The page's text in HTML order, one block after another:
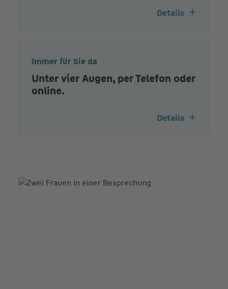
Details
Immer für Sie da
Unter vier Augen, per Telefon oder
online.
Details